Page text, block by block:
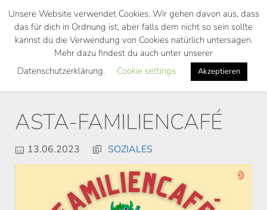
Skip
main
ASTA-FAMILIENCAFÉ
13.06.2023 SOZIALES
Unsere Website verwendet Cookies. Wir gehen davon aus, dass
das für dich in Ordnung ist, aber falls dem nicht so sein sollte
kannst du die Verwendung von Cookies natürlich untersagen.
Mehr dazu findest du auch unter unserer
Datenschutzerklärung.
Cookie settings Akzeptieren